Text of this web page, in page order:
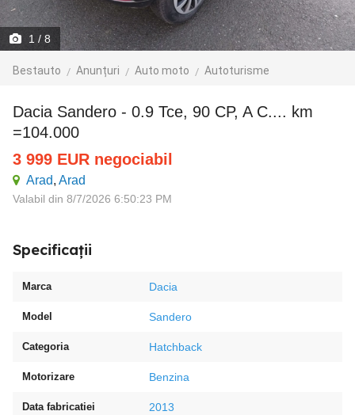
1 / 8
Bestauto Anunțuri Auto moto Autoturisme
Dacia Sandero - 0.9 Tce, 90 CP, A C.... km
=104.000
3 999 EUR negociabil
Arad, Arad
Valabil din 8/7/2026 6:50:23 PM
Specificații
Marca Dacia
Model Sandero
Categoria Hatchback
Motorizare Benzina
Data fabricatiei 2013